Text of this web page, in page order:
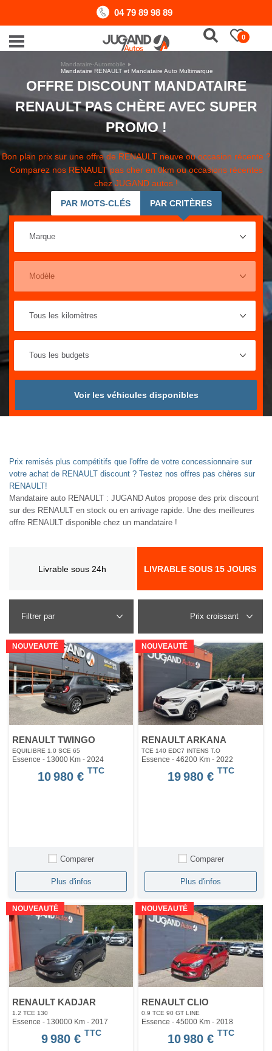
04 79 89 98 89
0
Mandataire-Automobile
Mandataire RENAULT et Mandataire Auto Multimarque
OFFRE DISCOUNT MANDATAIRE
RENAULT PAS CHÈRE AVEC SUPER
PROMO !
Bon plan prix sur une offre de RENAULT neuve ou occasion récente ?
Comparez nos RENAULT pas cher en 0km ou occasions récentes
chez JUGAND autos !
PAR MOTS-CLÉS PAR CRITÈRES
Voir les véhicules disponibles
Prix remisés plus compétitifs que l'offre de votre concessionnaire sur
votre achat de RENAULT discount ? Testez nos offres pas chères sur
RENAULT!
Mandataire auto RENAULT : JUGAND Autos propose des prix discount
sur des RENAULT en stock ou en arrivage rapide. Une des meilleures
offre RENAULT disponible chez un mandataire !
Livrable sous 24h LIVRABLE SOUS 15 JOURS
Filtrer par
NOUVEAUTÉ
RENAULT TWINGO
EQUILIBRE 1.0 SCE 65
Essence - 13000 Km - 2024
10 980 € TTC
Comparer
Plus d'infos
NOUVEAUTÉ
RENAULT ARKANA
TCE 140 EDC7 INTENS T.O
Essence - 46200 Km- 2022
19 980 € TTC
Comparer
Plus d'infos
NOUVEAUTÉ
RENAULT KADJAR
1.2 TCE 130
Essence - 130000 Km - 2017
9 980 € TTC
NOUVEAUTÉ
RENAULT CLIO
0.9 TCE 90 GT LINE
Essence - 45000 Km- 2018
10 980 € TTC